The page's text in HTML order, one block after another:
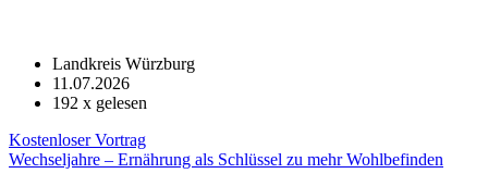
Landkreis Würzburg
11.07.2026
192 x gelesen
Kostenloser Vortrag
Wechseljahre – Ernährung als Schlüssel zu mehr Wohlbefinden